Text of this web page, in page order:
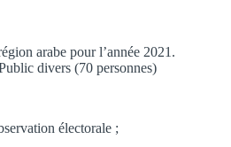
arabe pour l’année 2021.
divers (70 personnes)
électorale ;